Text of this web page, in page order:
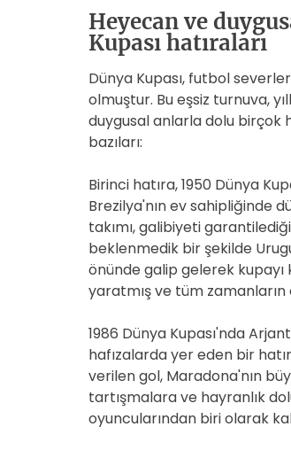
Heyecan ve
Kupası hatıraları
Dünya Kupası, futbol
olmuştur. Bu eşsiz turnuva,
duygusal anlarla dolu birçok
bazıları:
Birinci hatıra, 1950 Dünya
Brezilya'nın ev sahipliğinde
takımı, galibiyeti
beklenmedik bir şekilde
önünde galip gelerek kupayı
yaratmış ve tüm
1986 Dünya Kupası'nda
hafızalarda yer eden bir
verilen gol, Maradona'nın
tartışmalara ve hayranlık
oyuncularından biri olarak